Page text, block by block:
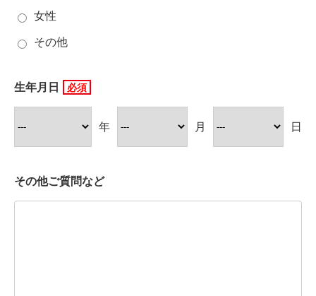
女性
その他
生年月日
年 月 日
その他ご質問など